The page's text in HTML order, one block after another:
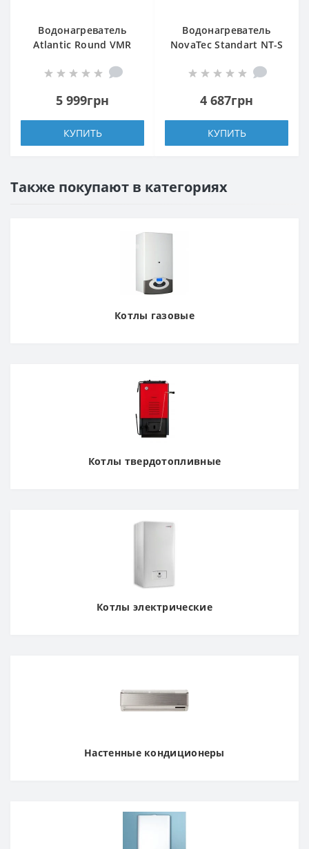
Водонагреватель
Atlantic Round VMR
5 999грн
КУПИТЬ
Водонагреватель
NovaTec Standart NT-S
4 687грн
КУПИТЬ
Также покупают в категориях
Котлы газовые
Котлы твердотопливные
Котлы электрические
Настенные кондиционеры